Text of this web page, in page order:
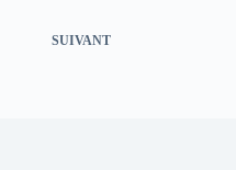
SUIVANT